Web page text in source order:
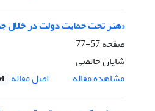
«هنر تحت حمایت دولت در خلال
صفحه57-77
شایان خالصی
مشاهده مقاله
اصل مقاله